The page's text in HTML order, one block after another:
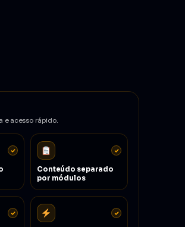
e acesso rápido.
Conteúdo separado
por módulos